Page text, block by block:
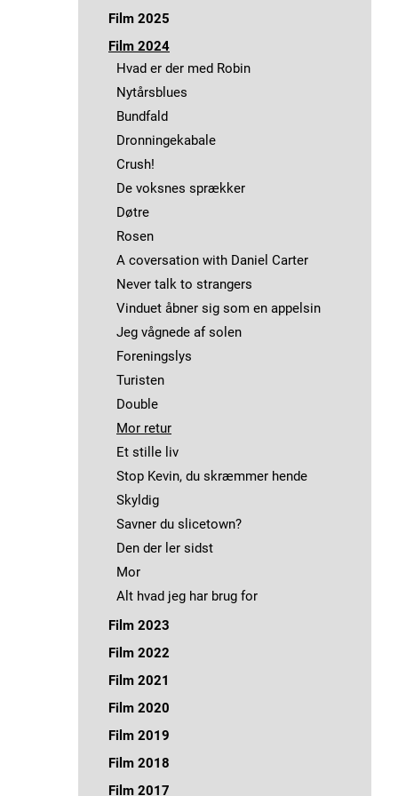
Jeg håber dagen aldrig ender
En som Lars
Vildvej
Et hjem
Nora
Liminal Space
De voksnes sprækker
Vinduet åbner sig som en appelsin
Sidste chance
Endestationen
Smil Prinsesse
Osworld
Solstråle
90 timer
Film 2025
Bryggen i Ryggen
Jeg håber dagen aldrig ender
Nora
Et hjem
Hak i huen
Vokseværk
Bangkok
Pitchen
Midtvejsfilm forår Film-Overbygning
Film 2024
Hvad er der med Robin
Nytårsblues
Bundfald
Dronningekabale
Crush!
De voksnes sprækker
Døtre
Rosen
A coversation with Daniel Carter
Never talk to strangers
Vinduet åbner sig som en appelsin
Jeg vågnede af solen
Foreningslys
Turisten
Double
Mor retur
Et stille liv
Stop Kevin, du skræmmer hende
Skyldig
Savner du slicetown?
Den der ler sidst
Mor
Alt hvad jeg har brug for
Film 2023
Vildvej
Liminal Space
Metamorfose
Vores sidste klimamøde
Endestationen
Lad os danse
Film 2022
Dressage
Kragernes parlament
Sirene
90 timer
Film 2021
Midnatsmodig
Smil Prinsesse
I morgen er jeg ny
Film 2020
Sidste chance
YASID
Film 2019
4140
Undskyld, er der ik' noget signal her?
Film 2018
Solstråle
Film 2017